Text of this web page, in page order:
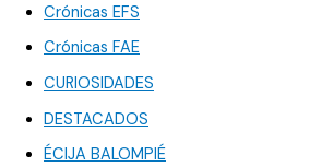
Crónicas EFS
Crónicas FAE
CURIOSIDADES
DESTACADOS
ÉCIJA BALOMPIÉ